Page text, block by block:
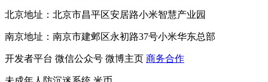
北京地址：北京市昌平区安居路小米智慧产业园
南京地址：南京市建邺区永初路37号小米华东总部
开发者平台 微信公众号 微博主页 商务合作